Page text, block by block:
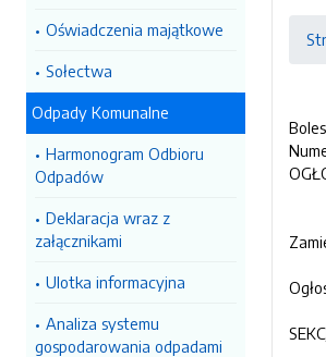
Oświadczenia majątkowe
Sołectwa
Odpady Komunalne
Harmonogram Odbioru
Odpadów
Deklaracja wraz z
załącznikami
Ulotka informacyjna
Analiza systemu
gospodarowania odpadami